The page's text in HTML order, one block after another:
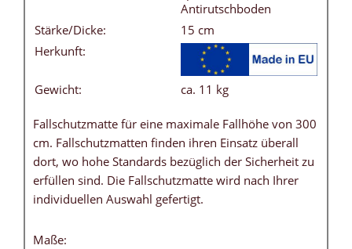
Antirutschboden
Stärke/Dicke:
15 cm
Herkunft:
Gewicht: ca. 11 kg
Fallschutzmatte für eine maximale Fallhöhe von 300
cm. Fallschutzmatten finden ihren Einsatz überall
dort, wo hohe Standards bezüglich der Sicherheit zu
erfüllen sind. Die Fallschutzmatte wird nach Ihrer
individuellen Auswahl gefertigt.
Maße: